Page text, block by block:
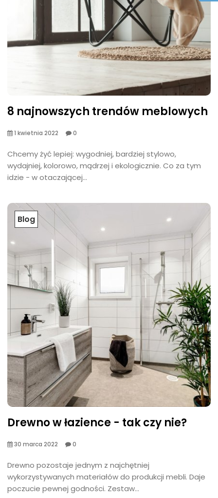
8 najnowszych trendów meblowych
1 kwietnia 2022 0
Chcemy żyć lepiej: wygodniej, bardziej stylowo,
wydajniej, kolorowo, mądrzej i ekologicznie. Co za tym
idzie - w otaczającej...
Blog
Drewno w łazience - tak czy nie?
30 marca 2022 0
Drewno pozostaje jednym z najchętniej
wykorzystywanych materiałów do produkcji mebli. Daje
poczucie pewnej godności. Zestaw...